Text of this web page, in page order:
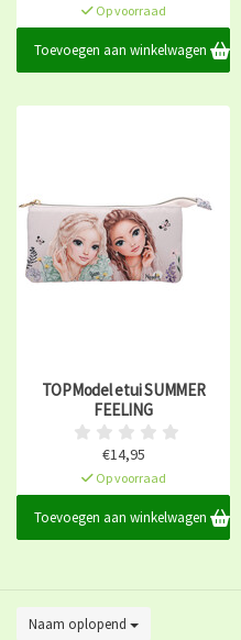
Op voorraad
Toevoegen aan winkelwagen
TOPModel etui SUMMER
FEELING
€14,95
Op voorraad
Toevoegen aan winkelwagen
Naam oplopend